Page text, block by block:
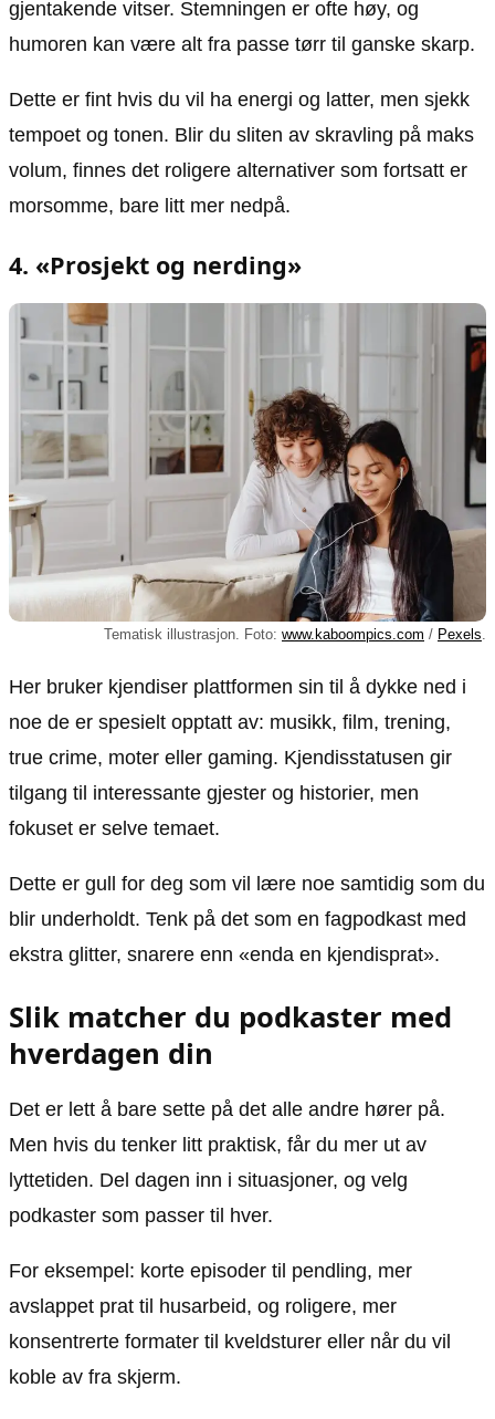
gjentakende vitser. Stemningen er ofte høy, og
humoren kan være alt fra passe tørr til ganske skarp.
Dette er fint hvis du vil ha energi og latter, men sjekk
tempoet og tonen. Blir du sliten av skravling på maks
volum, finnes det roligere alternativer som fortsatt er
morsomme, bare litt mer nedpå.
4. «Prosjekt og nerding»
Tematisk illustrasjon. Foto: www.kaboompics.com / Pexels.
Her bruker kjendiser plattformen sin til å dykke ned i
noe de er spesielt opptatt av: musikk, film, trening,
true crime, moter eller gaming. Kjendisstatusen gir
tilgang til interessante gjester og historier, men
fokuset er selve temaet.
Dette er gull for deg som vil lære noe samtidig som du
blir underholdt. Tenk på det som en fagpodkast med
ekstra glitter, snarere enn «enda en kjendisprat».
Slik matcher du podkaster med
hverdagen din
Det er lett å bare sette på det alle andre hører på.
Men hvis du tenker litt praktisk, får du mer ut av
lyttetiden. Del dagen inn i situasjoner, og velg
podkaster som passer til hver.
For eksempel: korte episoder til pendling, mer
avslappet prat til husarbeid, og roligere, mer
konsentrerte formater til kveldsturer eller når du vil
koble av fra skjerm.